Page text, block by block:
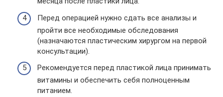
Перед операцией нужно сдать все анализы и
пройти все необходимые обследования
(назначаются пластическим хирургом на первой
консультации).
Рекомендуется перед пластикой лица принимать
витамины и обеспечить себя полноценным
питанием.